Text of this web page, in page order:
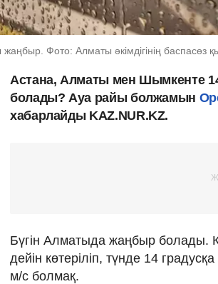
Фото: Алматы әкімдігінің баспасөз
Астана, Алматы мен Шымкенте
болады? Ауа райы болжамын
хабарлайды KAZ.NUR.KZ.
Бүгін Алматыда жаңбыр болады.
дейін көтеріліп, түнде 14
м/с болмақ.